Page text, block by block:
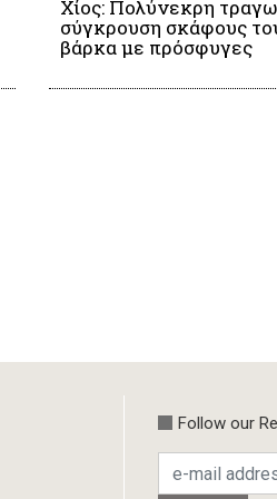
Χίος: Πολύνεκρη
σύγκρουση σκάφους
βάρκα με πρόσφυγες
Follow our